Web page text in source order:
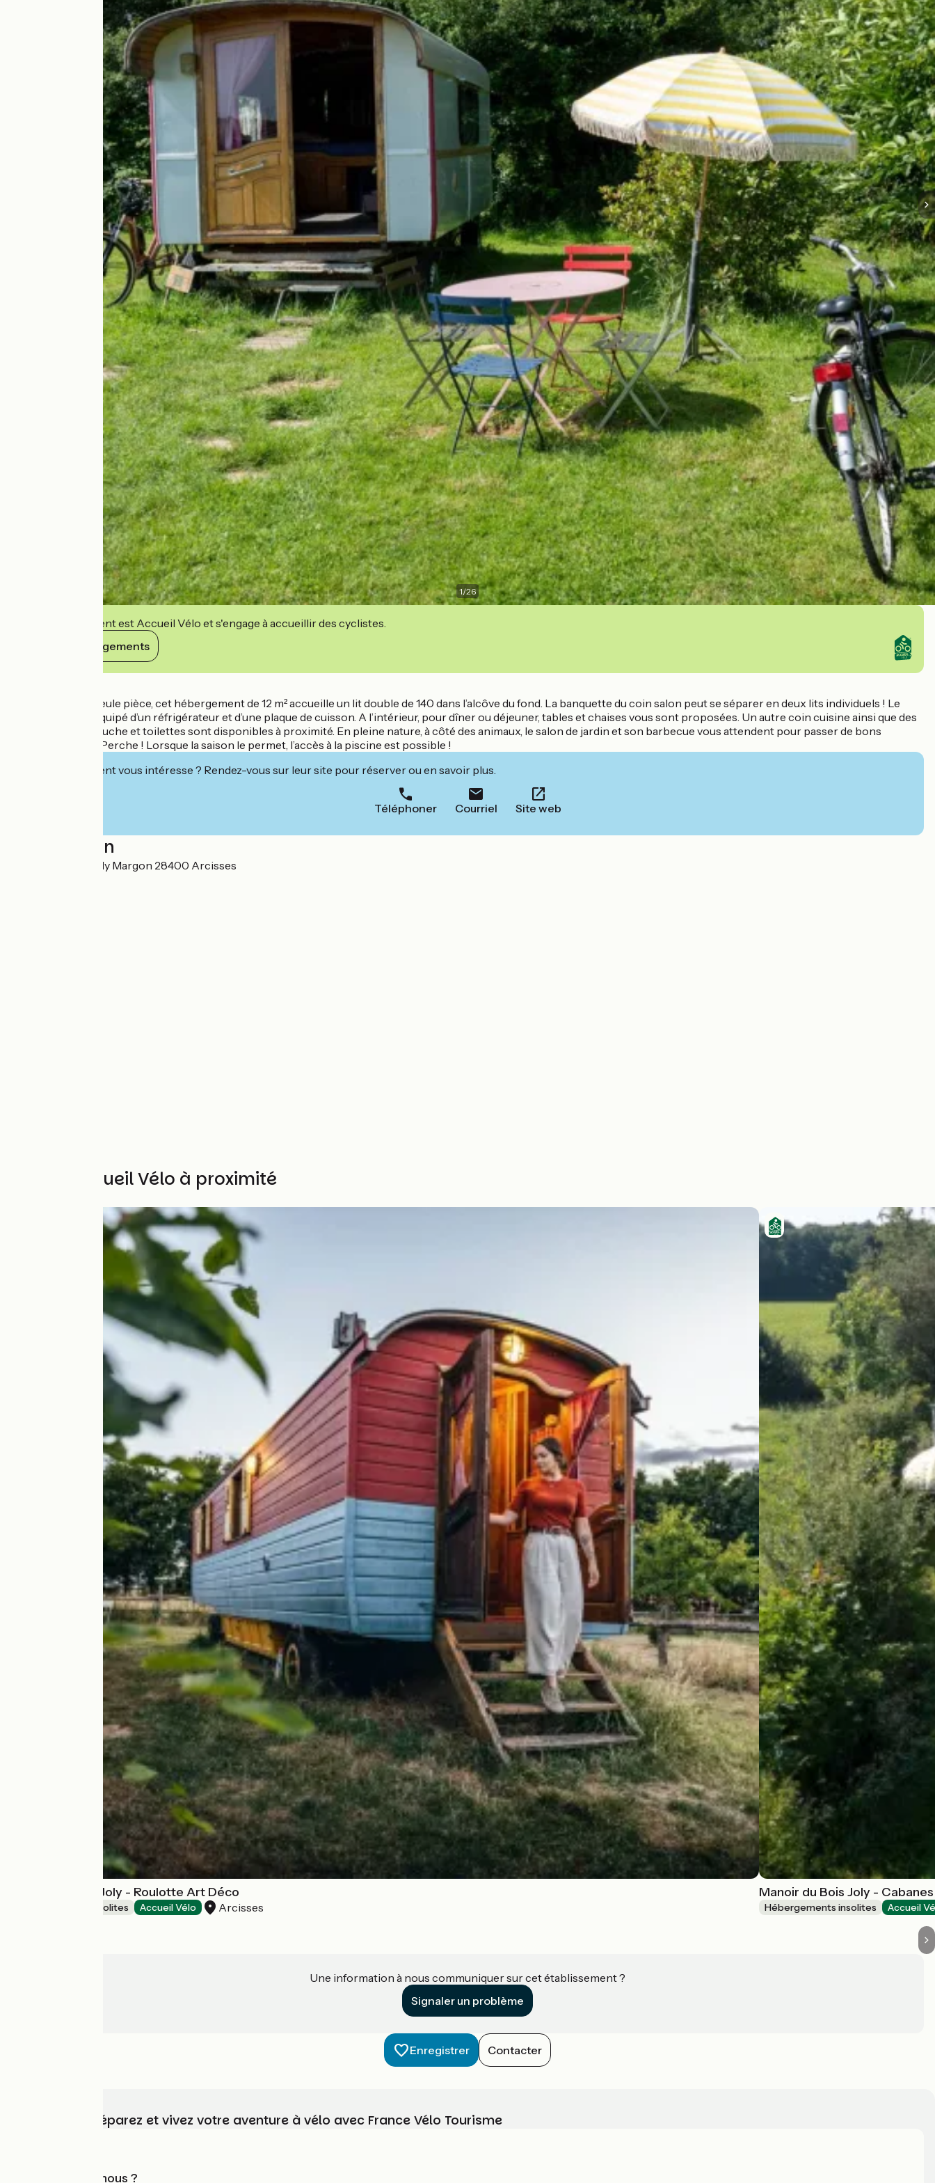
1/26
Cet établissement est Accueil Vélo et s'engage à accueillir des cyclistes.
Voir ses engagements
Constitué d’une seule pièce, cet hébergement de 12 m² accueille un lit double de 140 dans l’alcôve du fond. La banquette du coin salon peut se séparer en deux lits individuels ! Le
coin cuisine est équipé d’un réfrigérateur et d’une plaque de cuisson. A l’intérieur, pour dîner ou déjeuner, tables et chaises vous sont proposées. Un autre coin cuisine ainsi que des
sanitaires avec douche et toilettes sont disponibles à proximité. En pleine nature, à côté des animaux, le salon de jardin et son barbecue vous attendent pour passer de bons
moments dans le Perche ! Lorsque la saison le permet, l’accès à la piscine est possible !
Cet établissement vous intéresse ? Rendez-vous sur leur site pour réserver ou en savoir plus.
Téléphoner Courriel Site web
Localisation
Manoir du Bois Joly Margon 28400 Arcisses
Autres Accueil Vélo à proximité
Manoir du Bois Joly - Roulotte Art Déco
Hébergements insolites Accueil Vélo Arcisses
Manoir du Bois Joly -
Hébergements insolites Accueil
Une information à nous communiquer sur cet établissement ?
Signaler un problème
Enregistrer Contacter
Choisissez, préparez et vivez votre aventure à vélo avec France Vélo Tourisme
Qui sommes-nous ?